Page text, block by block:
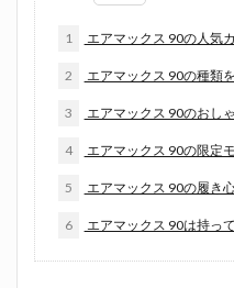
1 エアマックス 90の人気
2 エアマックス 90の種類
3 エアマックス 90のおし
4 エアマックス 90の限定
5 エアマックス 90の履き
6 エアマックス 90は持っ